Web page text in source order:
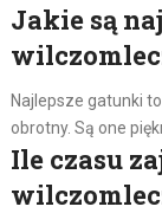
Jakie są
Najlepsze gatunki
obrotny. Są one
Ile czasu